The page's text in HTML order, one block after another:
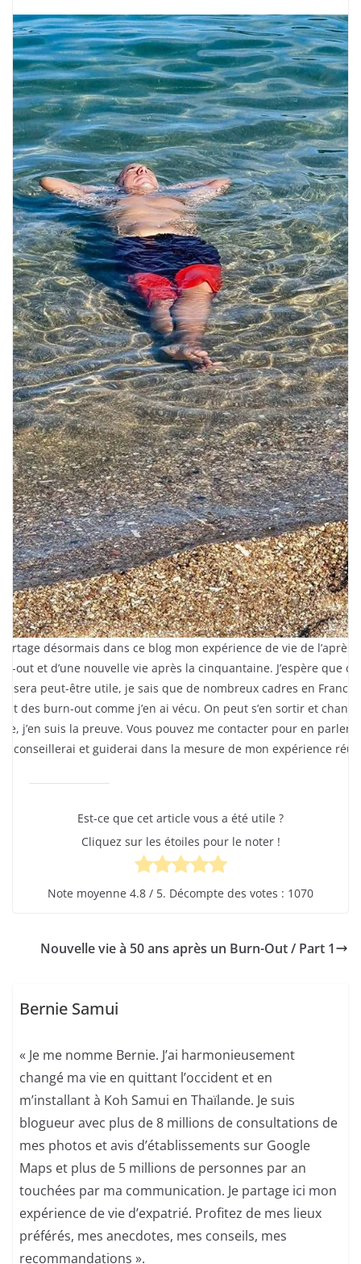
désormais dans ce blog mon expérience de vie de l’après
out et d’une nouvelle vie après la cinquantaine. J’espère que
sera peut-être utile, je sais que de nombreux cadres en France
des burn-out comme j’en ai vécu. On peut s’en sortir et
j’en suis la preuve. Vous pouvez me contacter pour en parler,
conseillerai et guiderai dans la mesure de mon expérience
Est-ce que cet article vous a été utile ?
Cliquez sur les étoiles pour le noter !
Note moyenne 4.8 / 5. Décompte des votes : 1070
Nouvelle vie à 50 ans après un Burn-Out / Part 1
Bernie Samui
« Je me nomme Bernie. J’ai harmonieusement
changé ma vie en quittant l’occident et en
m’installant à Koh Samui en Thaïlande. Je suis
blogueur avec plus de 8 millions de consultations de
mes photos et avis d’établissements sur Google
Maps et plus de 5 millions de personnes par an
touchées par ma communication. Je partage ici mon
expérience de vie d’expatrié. Profitez de mes lieux
préférés, mes anecdotes, mes conseils, mes
recommandations ».